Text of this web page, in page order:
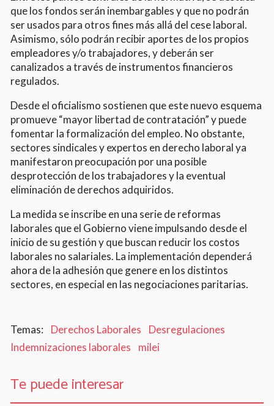
que los fondos serán inembargables y que no podrán
ser usados para otros fines más allá del cese laboral.
Asimismo, sólo podrán recibir aportes de los propios
empleadores y/o trabajadores, y deberán ser
canalizados a través de instrumentos financieros
regulados.
Desde el oficialismo sostienen que este nuevo esquema
promueve “mayor libertad de contratación” y puede
fomentar la formalización del empleo. No obstante,
sectores sindicales y expertos en derecho laboral ya
manifestaron preocupación por una posible
desprotección de los trabajadores y la eventual
eliminación de derechos adquiridos.
La medida se inscribe en una serie de reformas
laborales que el Gobierno viene impulsando desde el
inicio de su gestión y que buscan reducir los costos
laborales no salariales. La implementación dependerá
ahora de la adhesión que genere en los distintos
sectores, en especial en las negociaciones paritarias.
Derechos Laborales
Desregulaciones
Indemnizaciones laborales
milei
Te puede interesar